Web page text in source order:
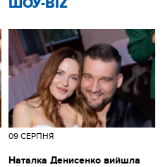
09 СЕРПНЯ
Наталка Денисенко вийшла